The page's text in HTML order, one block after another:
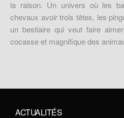
la raison. Un univers où les
chevaux avoir trois têtes, les
un bestiaire qui veut faire
cocasse et magnifique des
ACTUALITÉS